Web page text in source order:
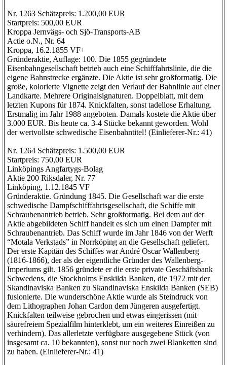
Nr. 1263 Schätzpreis: 1.200,00 EUR
Startpreis: 500,00 EUR
Kroppa Jernvägs- och Sjö-Transports-AB
Actie o.N., Nr. 64
Kroppa, 16.2.1855 VF+
Gründeraktie, Auflage: 100. Die 1855 gegründete
Eisenbahngesellschaft betrieb auch eine Schifffahrtslinie, die die
eigene Bahnstrecke ergänzte. Die Aktie ist sehr großformatig. Die
große, kolorierte Vignette zeigt den Verlauf der Bahnlinie auf einer
Landkarte. Mehrere Originalsignaturen. Doppelblatt, mit dem
letzten Kupons für 1874. Knickfalten, sonst tadellose Erhaltung.
Erstmalig im Jahr 1988 angeboten. Damals kostete die Aktie über
3.000 EUR. Bis heute ca. 3-4 Stücke bekannt geworden. Wohl
der wertvollste schwedische Eisenbahntitel! (Einlieferer-Nr.: 41)
Nr. 1264 Schätzpreis: 1.500,00 EUR
Startpreis: 750,00 EUR
Linköpings Angfartygs-Bolag
Aktie 200 Riksdaler, Nr. 77
Linköping, 1.12.1845 VF
Gründeraktie. Gründung 1845. Die Gesellschaft war die erste
schwedische Dampfschifffahrtsgesellschaft, die Schiffe mit
Schraubenantrieb betrieb. Sehr großformatig. Bei dem auf der
Aktie abgebildeten Schiff handelt es sich um einen Dampfer mit
Schraubenantrieb. Das Schiff wurde im Jahr 1846 von der Werft
“Motala Verkstads” in Norrköping an die Gesellschaft geliefert.
Der erste Kapitän des Schiffes war André Oscar Wallenberg
(1816-1866), der als der eigentliche Gründer des Wallenberg-
Imperiums gilt. 1856 gründete er die erste private Geschäftsbank
Schwedens, die Stockholms Enskilda Banken, die 1972 mit der
Skandinaviska Banken zu Skandinaviska Enskilda Banken (SEB)
fusionierte. Die wunderschöne Aktie wurde als Steindruck von
dem Lithographen Johan Cardon dem Jüngeren ausgefertigt.
Knickfalten teilweise gebrochen und etwas eingerissen (mit
säurefreiem Spezialfilm hinterklebt, um ein weiteres Einreißen zu
verhindern). Das allerletzte verfügbare ausgegebene Stück (von
insgesamt ca. 10 bekannten), sonst nur noch zwei Blanketten sind
zu haben. (Einlieferer-Nr.: 41)